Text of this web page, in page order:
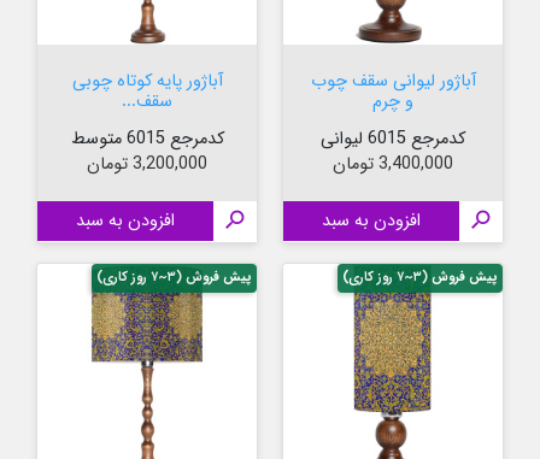
آباژور لیوانی سقف چوب
و چرم
کدمرجع 6015 لیوانی
قیمت
3,400,000 تومان
 افزودن به سبد
آباژور پایه کوتاه چوبی
سقف...
کدمرجع 6015 متوسط
قیمت
3,200,000 تومان
 افزودن به سبد
پیش فروش (۳~۷ روز کاری) پیش فروش (۳~۷ روز کاری)